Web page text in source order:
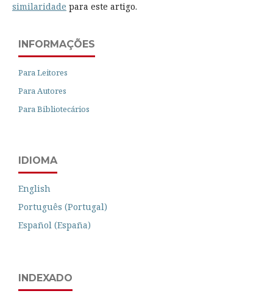
similaridade para este artigo.
INFORMAÇÕES
Para Leitores
Para Autores
Para Bibliotecários
IDIOMA
English
Português (Portugal)
Español (España)
INDEXADO